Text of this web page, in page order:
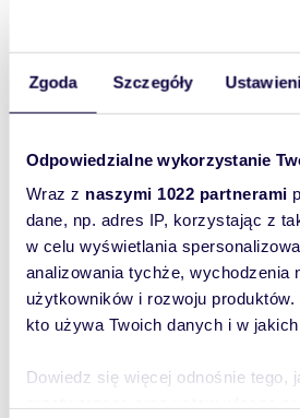
Zgoda Szczegóły
Odpowiedzialne wykorzystanie
Wraz z naszymi 1022 partnerami
dane, np. adres IP, korzystając z
w celu wyświetlania
analizowania tychże, wychodzenia
użytkowników i rozwoju
kto używa Twoich danych i w
Dowiedz się więcej odnośnie tego,
WYRÓŻNIONE